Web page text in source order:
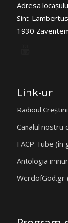
Adresa
Sint-
1930
Link-uri
Radioul
Canalul nostru
FACP Tube (în
Antologia
WordofGod.gr